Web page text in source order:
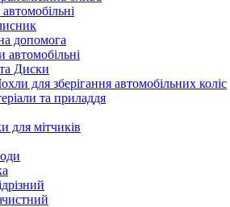
допомога
автомобільні
Диски
для зберігання автомобільних коліс
та приладдя
для мітчиків